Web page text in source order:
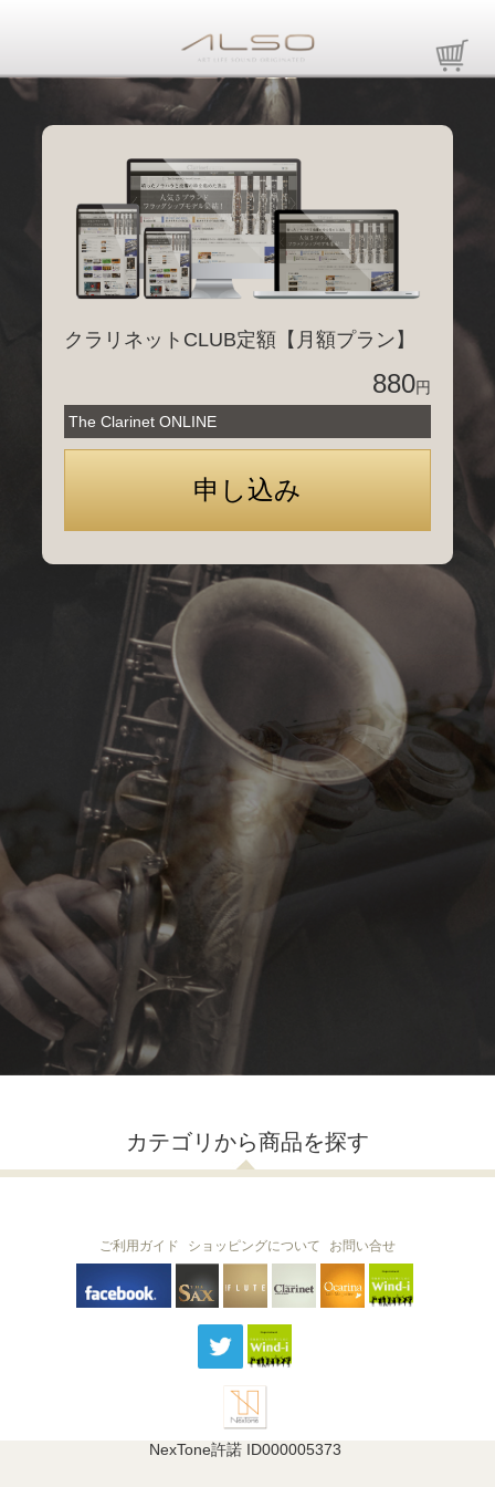
クラリネットCLUB定額【月額プラン】
880円
The Clarinet ONLINE
カテゴリから商品を探す
THE SAX The Clarinet
Ocarina
ご利用ガイド ショッピングについて お問い合せ
NexTone許諾 ID000005373